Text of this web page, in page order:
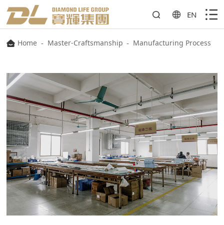
EN
Home - Master-Craftsmanship - Manufacturing Process